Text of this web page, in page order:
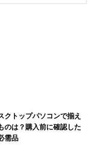
クトップパソコンで揃え
のは？購入前に確認した
需品